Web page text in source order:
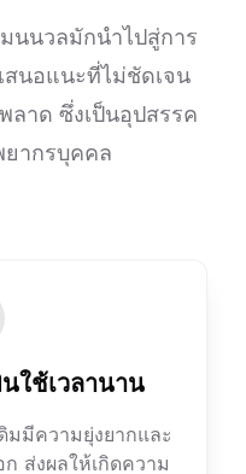
นนวลมักนำไปสู่การ
สนอแนะที่ไม่ชัดเจน
ลาด ซึ่งเป็นอุปสรรค
ากรบุคคล
ใช้เวลานาน
มมีความยุ่งยากและ
ส่งผลให้เกิดความ